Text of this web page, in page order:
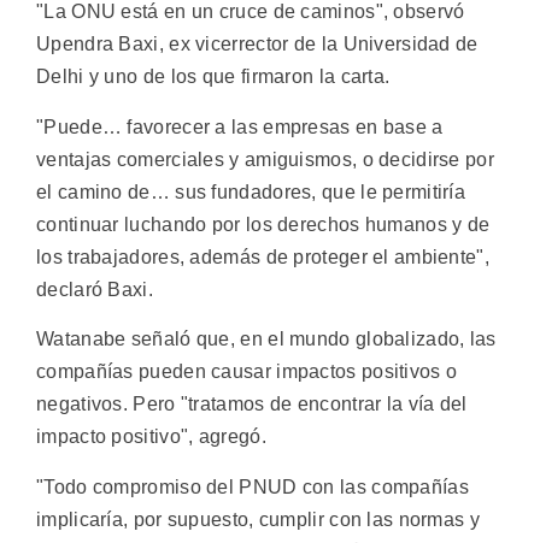
"La ONU está en un cruce de caminos", observó
Upendra Baxi, ex vicerrector de la Universidad de
Delhi y uno de los que firmaron la carta.
"Puede… favorecer a las empresas en base a
ventajas comerciales y amiguismos, o decidirse por
el camino de… sus fundadores, que le permitiría
continuar luchando por los derechos humanos y de
los trabajadores, además de proteger el ambiente",
declaró Baxi.
Watanabe señaló que, en el mundo globalizado, las
compañías pueden causar impactos positivos o
negativos. Pero "tratamos de encontrar la vía del
impacto positivo", agregó.
"Todo compromiso del PNUD con las compañías
implicaría, por supuesto, cumplir con las normas y